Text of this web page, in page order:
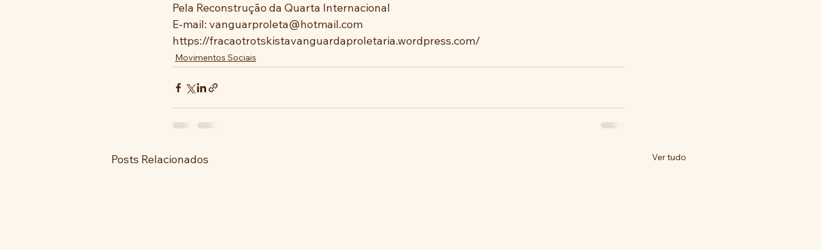
Pela Reconstrução da Quarta Internacional
E-mail: vanguarproleta@hotmail.com
https://fracaotrotskistavanguardaproletaria.wordpress.com/
Movimentos Sociais
Posts Relacionados Ver tudo